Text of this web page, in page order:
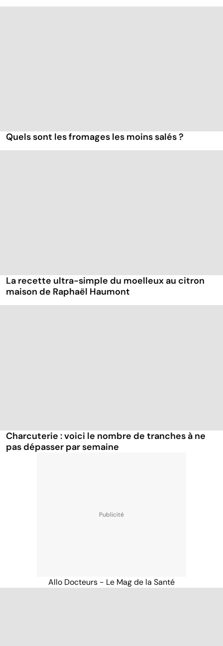
Quels sont les fromages les moins salés ?
La recette ultra-simple du moelleux au citron
maison de Raphaël Haumont
Charcuterie : voici le nombre de tranches à ne
pas dépasser par semaine
Allo Docteurs - Le Mag de la Santé